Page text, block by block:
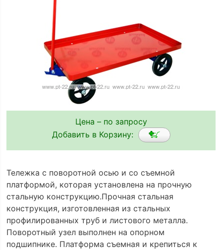
Цена – по запросу
Добавить в Корзину:
Тележка с поворотной осью и со съемной
платформой, которая установлена на прочную
стальную конструкцию.Прочная стальная
конструкция, изготовленная из стальных
профилированных труб и листового металла.
Поворотный узел выполнен на опорном
подшипнике. Платформа съемная и крепиться к